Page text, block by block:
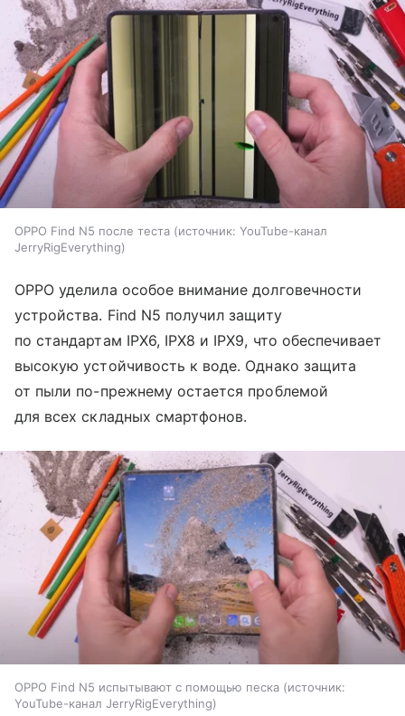
OPPO Find N5 после теста источник: YouTube-канал
JerryRigEverything
OPPO уделила особое внимание долговечности
устройства. Find N5 получил защиту
по стандартам IPX6, IPX8 и IPX9, что обеспечивает
высокую устойчивость к воде. Однако защита
от пыли по-прежнему остается проблемой
для всех складных смартфонов.
OPPO Find N5 испытывают с помощью песка
источник:
YouTube-канал JerryRigEverything